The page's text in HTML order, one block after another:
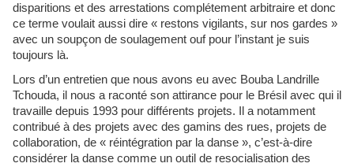
disparitions et des arrestations complétement arbitraire et donc
ce terme voulait aussi dire « restons vigilants, sur nos gardes »
avec un soupçon de soulagement ouf pour l’instant je suis
toujours là.
Lors d’un entretien que nous avons eu avec Bouba Landrille
Tchouda, il nous a raconté son attirance pour le Brésil avec qui il
travaille depuis 1993 pour différents projets. Il a notamment
contribué à des projets avec des gamins des rues, projets de
collaboration, de « réintégration par la danse », c’est-à-dire
considérer la danse comme un outil de resocialisation des